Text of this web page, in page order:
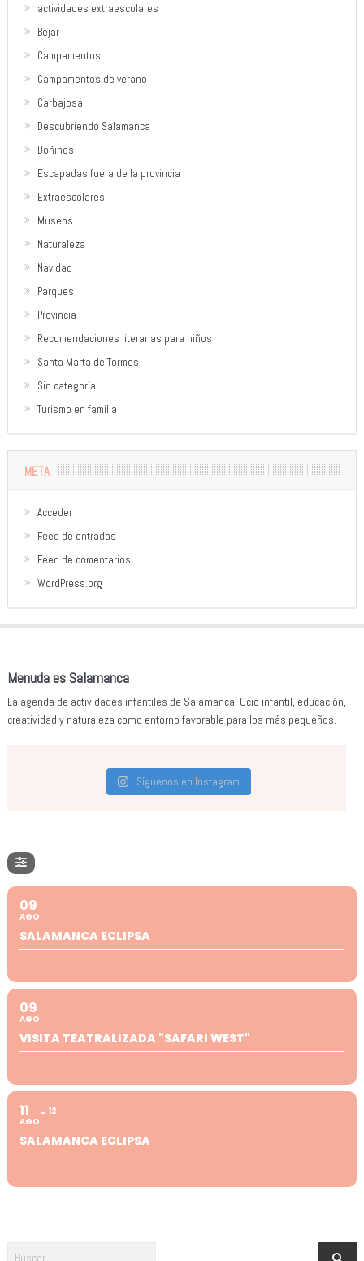
actividades extraescolares
Béjar
Campamentos
Campamentos de verano
Carbajosa
Descubriendo Salamanca
Doñinos
Escapadas fuera de la provincia
Extraescolares
Museos
Naturaleza
Navidad
Parques
Provincia
Recomendaciones literarias para niños
Santa Marta de Tormes
Sin categoría
Turismo en familia
META
Acceder
Feed de entradas
Feed de comentarios
WordPress.org
Menuda es Salamanca
La agenda de actividades infantiles de Salamanca. Ocio infantil, educación,
creatividad y naturaleza como entorno favorable para los más pequeños.
Síguenos en Instagram
09
AGO
SALAMANCA ECLIPSA
09
AGO
VISITA TEATRALIZADA "SAFARI WEST"
11
AGO
12
SALAMANCA ECLIPSA